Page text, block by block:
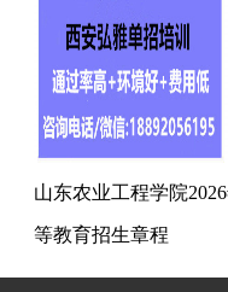
山东农业工程学院
等教育招生章程